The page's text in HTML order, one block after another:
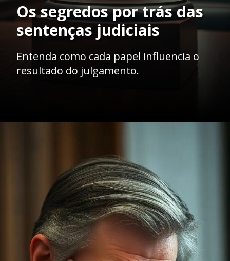
Os segredos por trás das
sentenças judiciais
Entenda como cada papel influencia o
resultado do julgamento.